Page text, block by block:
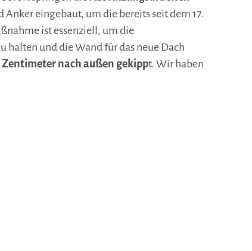
eingebaut, um die bereits seit dem 17.
ist essenziell, um die
und die Wand für das neue Dach
Zentimeter nach außen gekippt. Wir haben